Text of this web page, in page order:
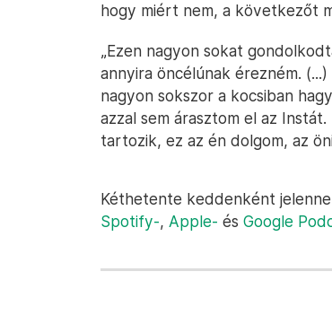
hogy miért nem, a következőt
„Ezen nagyon sokat
annyira öncélúnak érezném.
nagyon sokszor a kocsiban
azzal sem árasztom el az
tartozik, ez az én dolgom, az
Kéthetente keddenként
Spotify-, Apple- és Google